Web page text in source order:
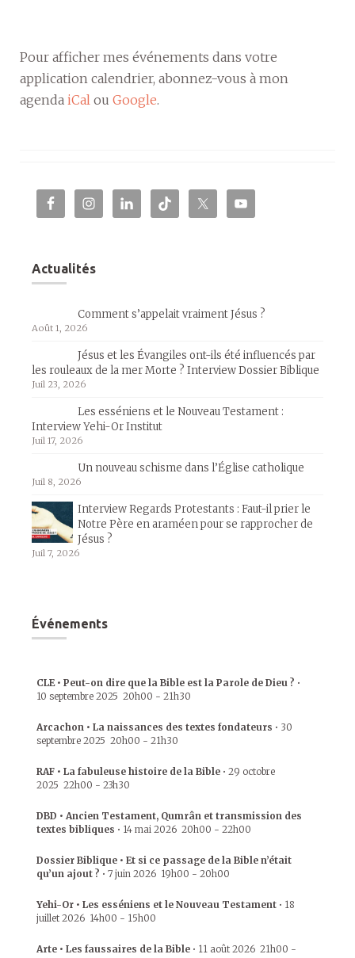
Pour afficher mes événements dans votre
application calendrier, abonnez-vous à mon
agenda iCal ou Google.
Actualités
Comment s’appelait vraiment Jésus ?
Août 1, 2026
Jésus et les Évangiles ont-ils été influencés par
les rouleaux de la mer Morte ? Interview Dossier Biblique
Juil 23, 2026
Les esséniens et le Nouveau Testament :
Interview Yehi-Or Institut
Juil 17, 2026
Un nouveau schisme dans l’Église catholique
Juil 8, 2026
Interview Regards Protestants : Faut-il prier le
Notre Père en araméen pour se rapprocher de
Jésus ?
Juil 7, 2026
Événements
CLE • Peut-on dire que la Bible est la Parole de Dieu ? •
10 septembre 2025 20h00 - 21h30
Arcachon • La naissances des textes fondateurs • 30
septembre 2025 20h00 - 21h30
RAF • La fabuleuse histoire de la Bible • 29 octobre
2025 22h00 - 23h30
DBD • Ancien Testament, Qumrân et transmission des
textes bibliques • 14 mai 2026 20h00 - 22h00
Dossier Biblique • Et si ce passage de la Bible n’était
qu’un ajout ? • 7 juin 2026 19h00 - 20h00
Yehi-Or • Les esséniens et le Nouveau Testament • 18
juillet 2026 14h00 - 15h00
Arte • Les faussaires de la Bible • 11 août 2026 21h00 -